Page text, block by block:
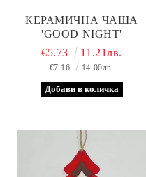
КЕРАМИЧНА ЧАША
'GOOD NIGHT'
€5.73 11.21лв.
€7.16 14.00лв.